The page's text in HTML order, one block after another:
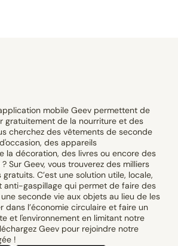
mobile Geev permettent de
gratuitement de la nourriture et des
cherchez des vêtements de seconde
des appareils
la décoration, des livres ou encore des
Sur Geev, vous trouverez des milliers
C’est une solution utile, locale,
anti-gaspillage qui permet de faire des
seconde vie aux objets au lieu de les
dans l’économie circulaire et faire un
et l'environnement en limitant notre
Geev pour rejoindre notre
!